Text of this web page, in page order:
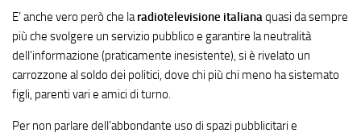
E’ anche vero però che laradiotelevisione italianaquasi da sempre
più che svolgere un servizio pubblico e garantire la neutralità
dell’informazione (praticamente inesistente), si è rivelato un
carrozzone al soldo dei politici, dove chi più chi meno ha sistemato
figli, parenti vari e amici di turno.
Per non parlare dell’abbondante uso di spazi pubblicitari e